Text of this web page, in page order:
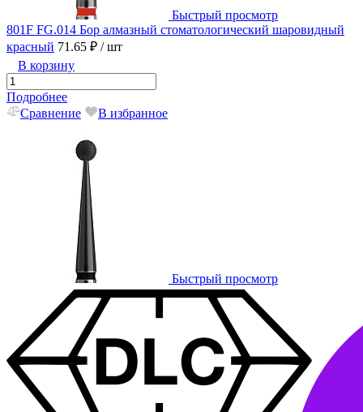
Быстрый просмотр
801F FG.014 Бор алмазный стоматологический шаровидный
красный 71.65 ₽ / шт
В корзину
Подробнее
Сравнение
В избранное
Быстрый просмотр